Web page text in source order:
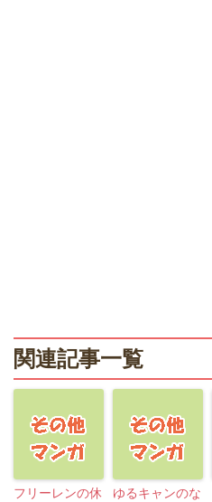
関連記事一覧
フリーレンの休
ゆるキャンのな